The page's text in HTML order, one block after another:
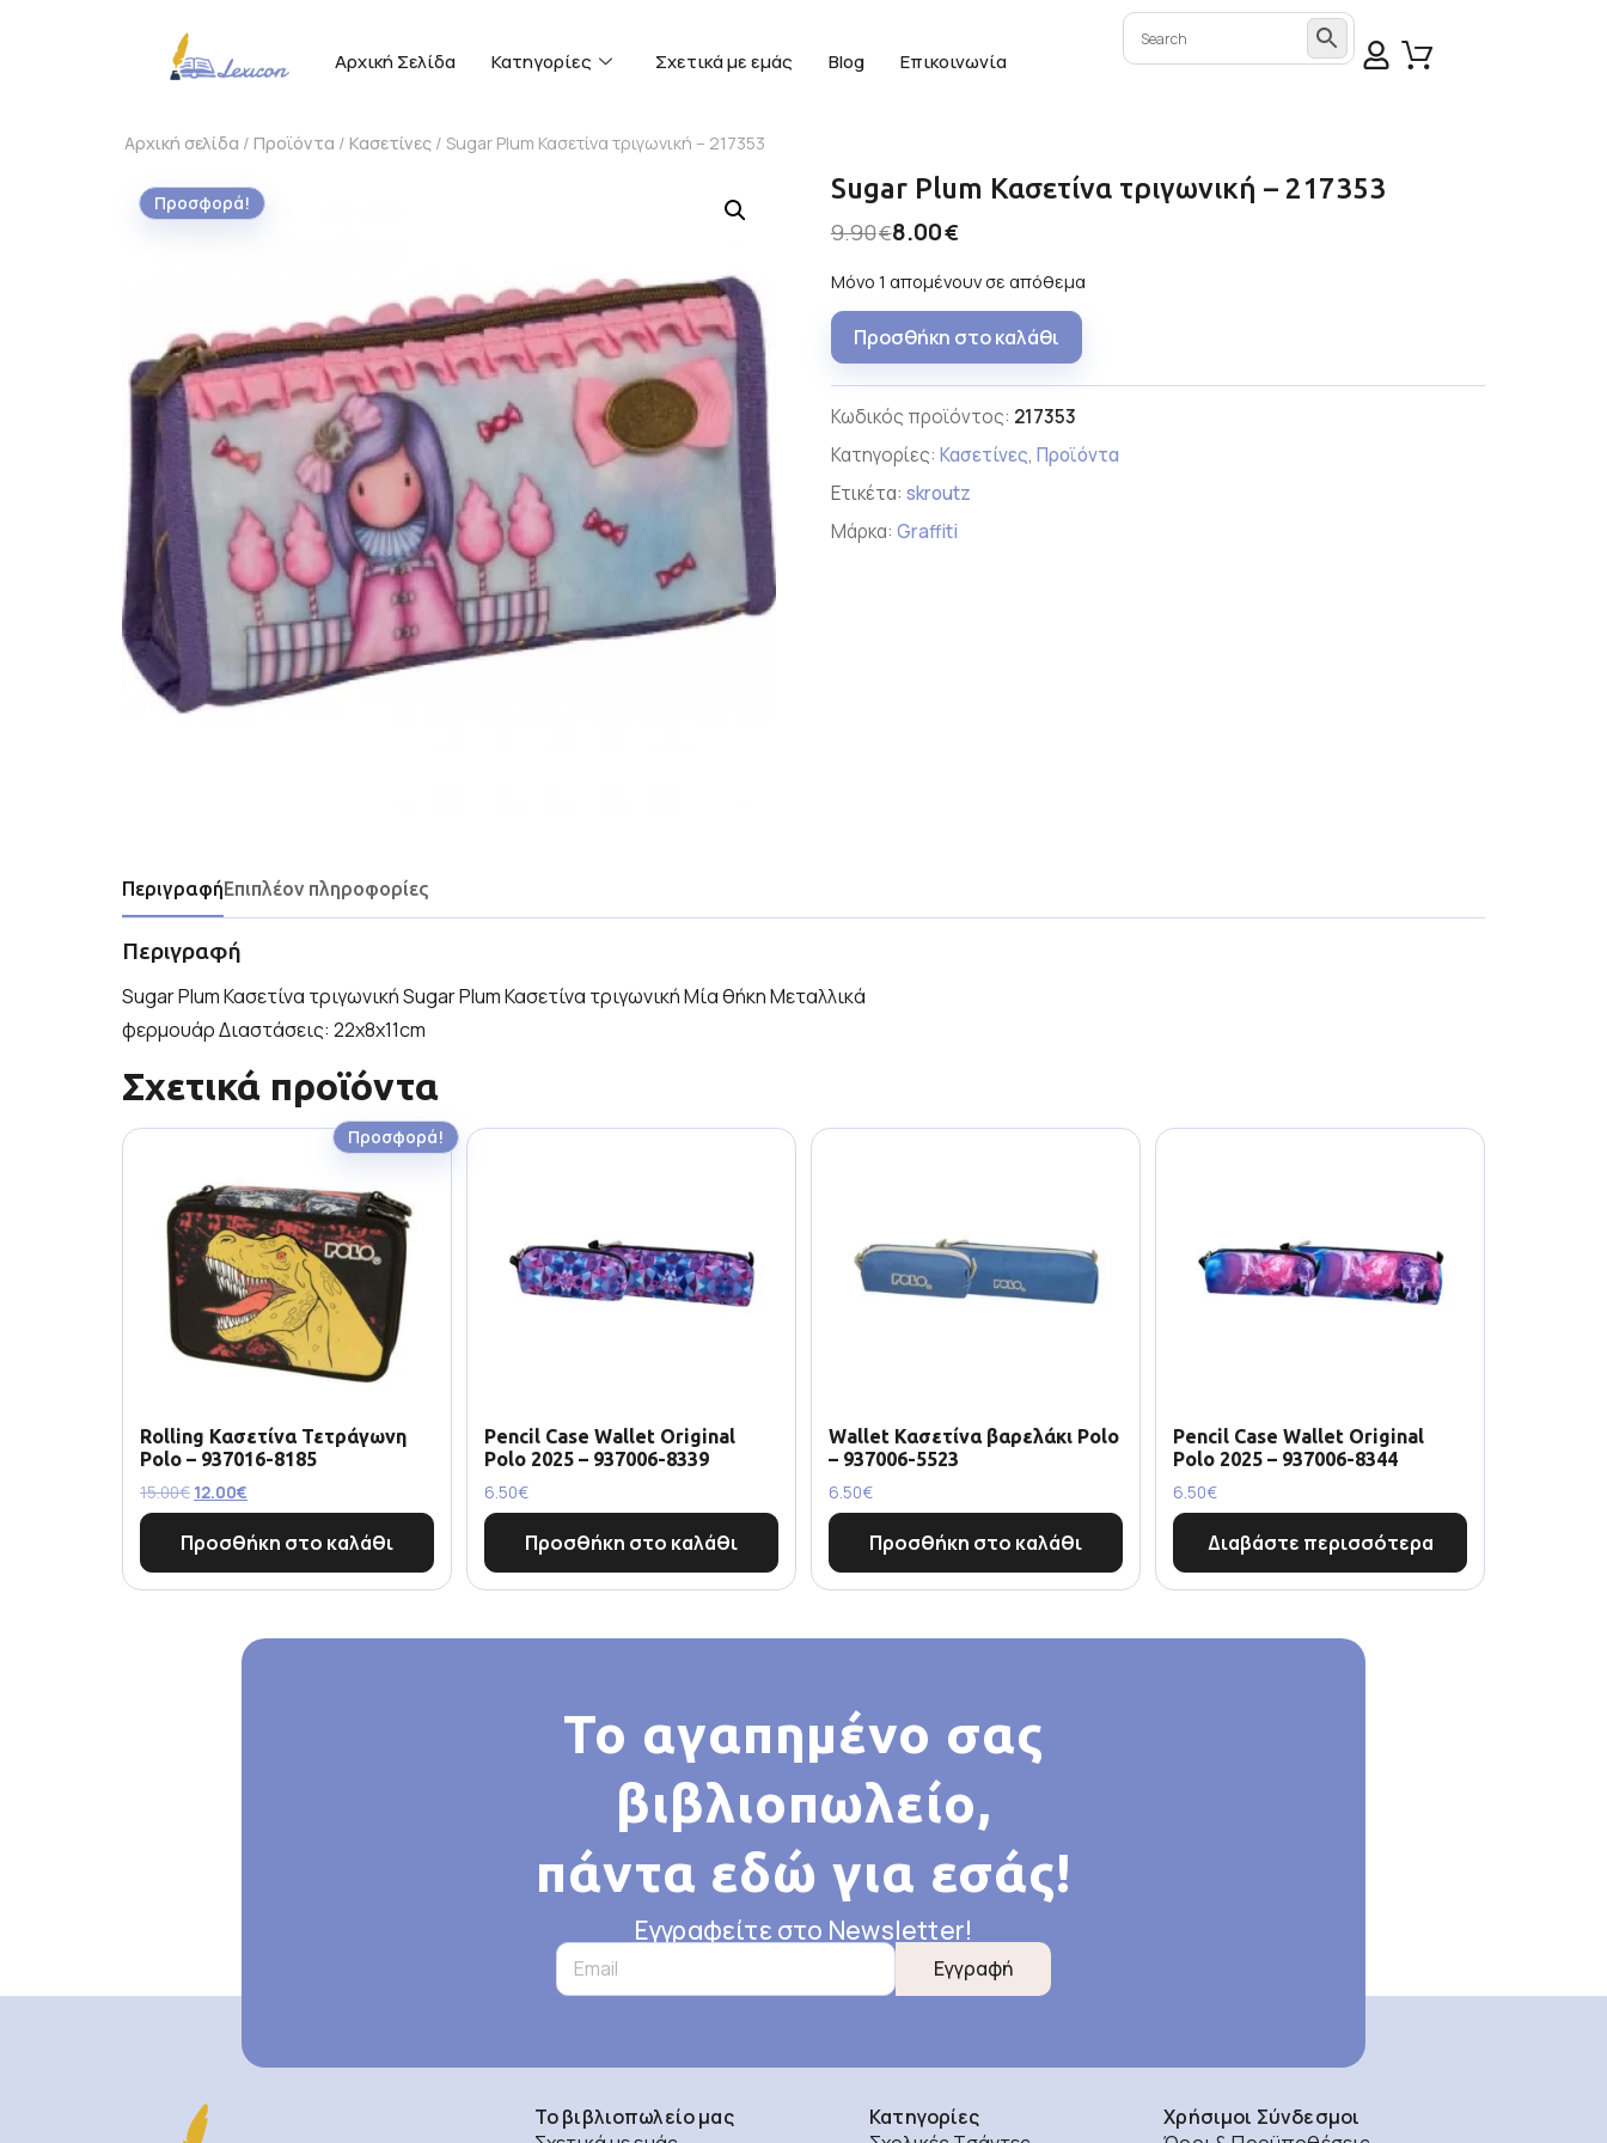
Αρχική Σελίδα Κατηγορίες Σχετικά με εμάς Blog Επικοινωνία
Αρχική σελίδα / Προϊόντα / Κασετίνες / Sugar Plum Κασετίνα τριγωνική – 217353
Προσφορά! Sugar Plum Κασετίνα τριγωνική – 217353
9.90€8.00€
Μόνο 1 απομένουν σε απόθεμα
Προσθήκη στο καλάθι
Κωδικός προϊόντος: 217353
Κατηγορίες: Κασετίνες, Προϊόντα
Ετικέτα: skroutz
Μάρκα: Graffiti
ΠεριγραφήΕπιπλέον πληροφορίες
Περιγραφή
Sugar Plum Κασετίνα τριγωνική Sugar Plum Κασετίνα τριγωνική Μία θήκη Μεταλλικά
φερμουάρ Διαστάσεις: 22x8x11cm
Σχετικά προϊόντα
Προσφορά!
Rolling Κασετίνα Τετράγωνη
Polo – 937016-8185
15.00€ 12.00€
Προσθήκη στο καλάθι
Pencil Case Wallet Original
Polo 2025 – 937006-8339
6.50€
Προσθήκη στο καλάθι
Wallet Κασετίνα βαρελάκι Polo
– 937006-5523
6.50€
Προσθήκη στο καλάθι
Pencil Case Wallet Original
Polo 2025 – 937006-8344
6.50€
Διαβάστε περισσότερα
Το αγαπημένο σας
βιβλιοπωλείο,
πάντα εδώ για εσάς!
Εγγραφείτε στο Newsletter!
Εγγραφή
Το βιβλιοπωλείο μας
Κατηγορίες
Χρήσιμοι Σύνδεσμοι